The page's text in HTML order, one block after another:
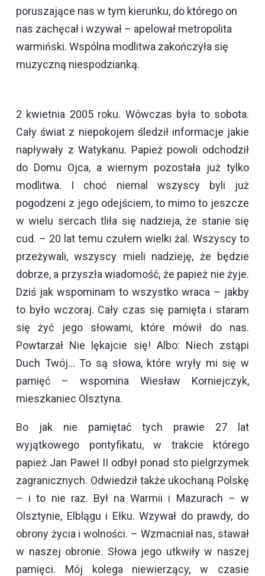
poruszające nas w tym kierunku, do którego on
nas zachęcał i wzywał – apelował metropolita
warmiński. Wspólna modlitwa zakończyła się
muzyczną niespodzianką.
2 kwietnia 2005 roku. Wówczas była to sobota.
Cały świat z niepokojem śledził informacje jakie
napływały z Watykanu. Papież powoli odchodził
do Domu Ojca, a wiernym pozostała już tylko
modlitwa. I choć niemal wszyscy byli już
pogodzeni z jego odejściem, to mimo to jeszcze
w wielu sercach tliła się nadzieja, że stanie się
cud. – 20 lat temu czułem wielki żal. Wszyscy to
przeżywali, wszyscy mieli nadzieję, że będzie
dobrze, a przyszła wiadomość, że papież nie żyje.
Dziś jak wspominam to wszystko wraca – jakby
to było wczoraj. Cały czas się pamięta i staram
się żyć jego słowami, które mówił do nas.
Powtarzał Nie lękajcie się! Albo: Niech zstąpi
Duch Twój… To są słowa, które wryły mi się w
pamięć – wspomina Wiesław Korniejczyk,
mieszkaniec Olsztyna.
Bo jak nie pamiętać tych prawie 27 lat
wyjątkowego pontyfikatu, w trakcie którego
papież Jan Paweł II odbył ponad sto pielgrzymek
zagranicznych. Odwiedził także ukochaną Polskę
– i to nie raz. Był na Warmii i Mazurach – w
Olsztynie, Elblągu i Ełku. Wzywał do prawdy, do
obrony życia i wolności. – Wzmacniał nas, stawał
w naszej obronie. Słowa jego utkwiły w naszej
pamięci. Mój kolega niewierzący, w czasie